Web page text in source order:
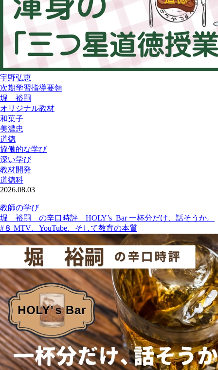
宇野弘恵
次期学習指導要領
堀 裕嗣
オリジナル教材
和菓子
美濃忠
道徳
協働的な学び
深い学び
教材開発
道徳科
2026.08.03
教師の学び
堀 裕嗣 の辛口時評 HOLY’s Bar 一杯分だけ、話そうか。
#８ MTV、YouTube、そして教育の本質